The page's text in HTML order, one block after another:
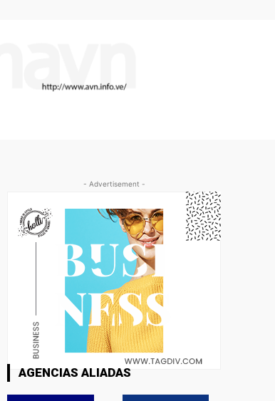
- Advertisement -
AGENCIAS ALIADAS